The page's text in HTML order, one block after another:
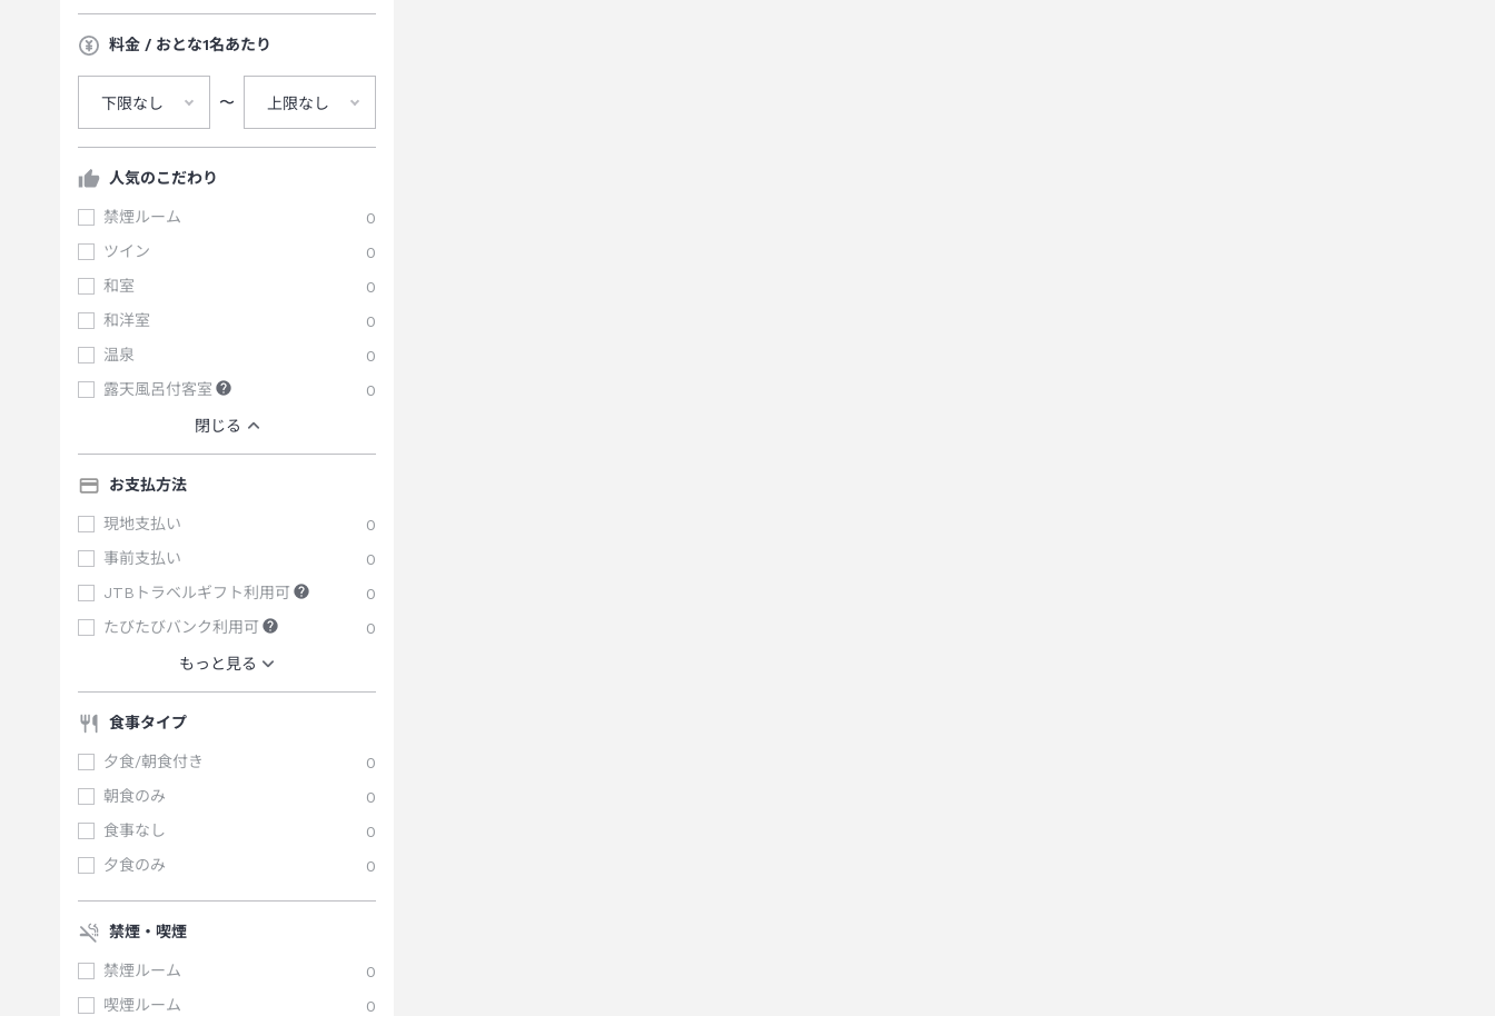
料金 / おとな1名あたり
下限なし 〜 上限なし
人気のこだわり
禁煙ルーム
0
ツイン
0
和室
0
和洋室
0
温泉
0
露天風呂付客室
0
閉じる
お支払方法
現地支払い
0
事前支払い
0
JTBトラベルギフト利用可
0
たびたびバンク利用可
0
もっと見る
食事タイプ
夕食/朝食付き
0
朝食のみ
0
食事なし
0
夕食のみ
0
禁煙・喫煙
禁煙ルーム
0
喫煙ルーム
0